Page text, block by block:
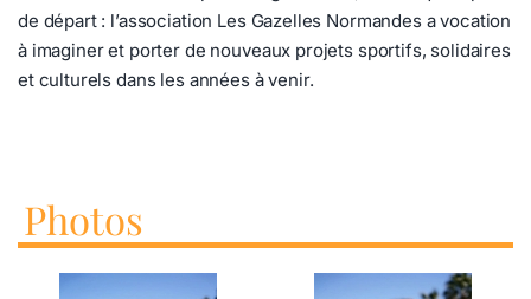
de départ : l’association Les Gazelles Normandes a vocation
à imaginer et porter de nouveaux projets sportifs, solidaires
et culturels dans les années à venir.
Photos